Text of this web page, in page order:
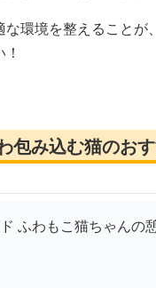
な環境を整えること
包み込む猫のお